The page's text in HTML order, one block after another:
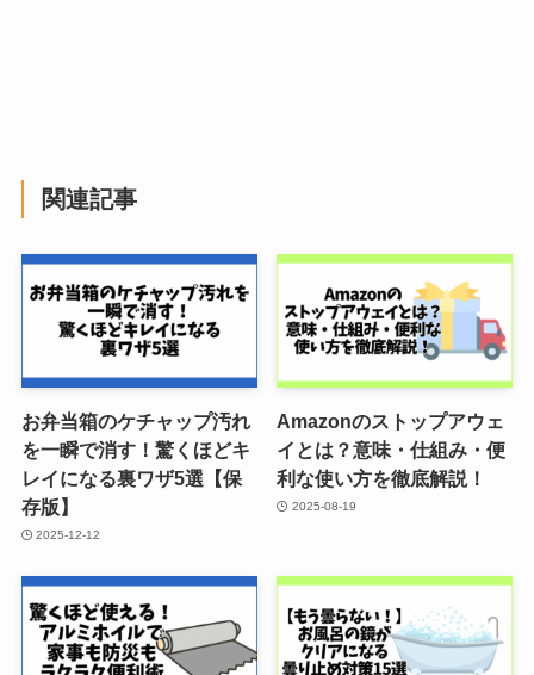
関連記事
お弁当箱のケチャップ汚れ
を一瞬で消す！驚くほどキ
レイになる裏ワザ5選【保
存版】
2025-12-12
Amazonのストップアウェ
イとは？意味・仕組み・便
利な使い方を徹底解説！
2025-08-19